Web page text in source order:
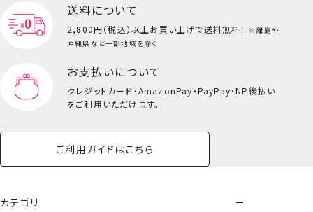
キーホルダー
送料について
2,800円（税込）以上お買い上げで送料無料！
※離島や
沖縄県など一部地域を除く
お支払いについて
クレジットカード・AmazonPay・PayPay・NP後払い
をご利用いただけます。
ご利用ガイドはこちら
カテゴリ